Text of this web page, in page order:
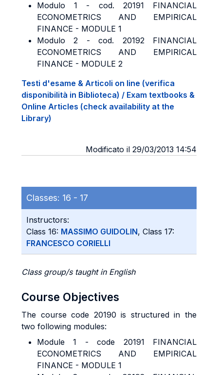
Modulo 1 - cod. 20191 FINANCIAL
ECONOMETRICS AND EMPIRICAL
FINANCE - MODULE 1
Modulo 2 - cod. 20192 FINANCIAL
ECONOMETRICS AND EMPIRICAL
FINANCE - MODULE 2
Testi d'esame & Articoli on line (verifica
disponibilità in Biblioteca) / Exam textbooks &
Online Articles (check availability at the
Library)
Modificato il 29/03/2013 14:54
Classes: 16 - 17
Instructors:
Class 16: MASSIMO GUIDOLIN, Class 17:
FRANCESCO CORIELLI
Class group/s taught in English
Course Objectives
The course code 20190 is structured in the
two following modules:
Module 1 - code 20191 FINANCIAL
ECONOMETRICS AND EMPIRICAL
FINANCE - MODULE 1